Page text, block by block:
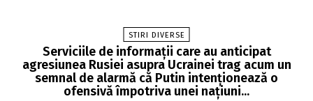
STIRI DIVERSE
Serviciile de informații care au anticipat
agresiunea Rusiei asupra Ucrainei trag acum un
semnal de alarmă că Putin intenționează o
ofensivă împotriva unei națiuni...